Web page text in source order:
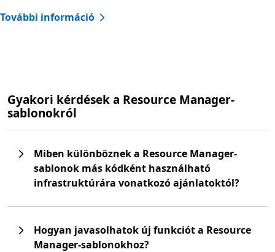
További információ
Gyakori kérdések a Resource Manager-
sablonokról
Miben különböznek a Resource Manager-
sablonok más kódként használható
infrastruktúrára vonatkozó ajánlatoktól?
Hogyan javasolhatok új funkciót a Resource
Manager-sablonokhoz?